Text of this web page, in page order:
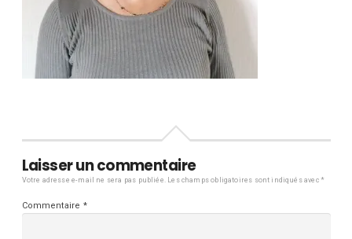
Laisser un commentaire
Votre adresse e-mail ne sera pas publiée. Les champs obligatoires sont indiqués avec *
Commentaire *